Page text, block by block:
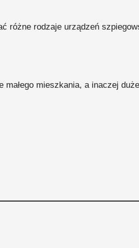
różne rodzaje urządzeń
mieszkania, a inaczej